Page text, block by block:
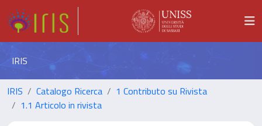
IRIS
IRIS Catalogo Ricerca
1 Contributo su Rivista
1.1 Articolo in rivista